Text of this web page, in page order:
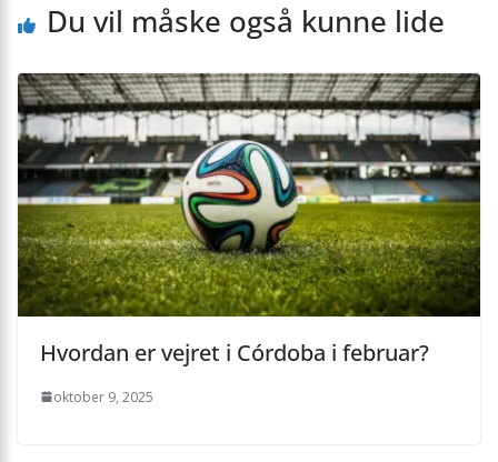
Du vil måske også kunne lide
Hvordan er vejret i Córdoba i februar?
oktober 9, 2025